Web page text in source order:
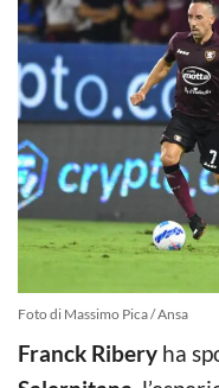
Foto di Massimo Pica / Ansa
Franck Ribery ha